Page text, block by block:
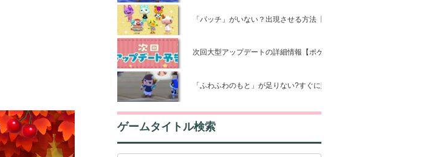
「パッチ」がいない？出現させる方法【ポケ森攻略】
次回大型アップデートの詳細情報【ポケ森攻略】
「ふわふわのもと」が足りない?すぐに貯める3つのコツ【ポケ森攻
ゲームタイトル検索